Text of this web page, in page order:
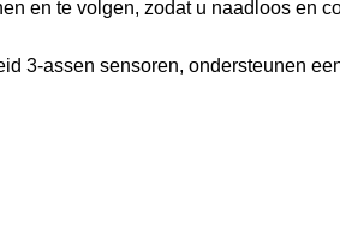
en te volgen, zodat u naadloos en
3-assen sensoren, ondersteunen